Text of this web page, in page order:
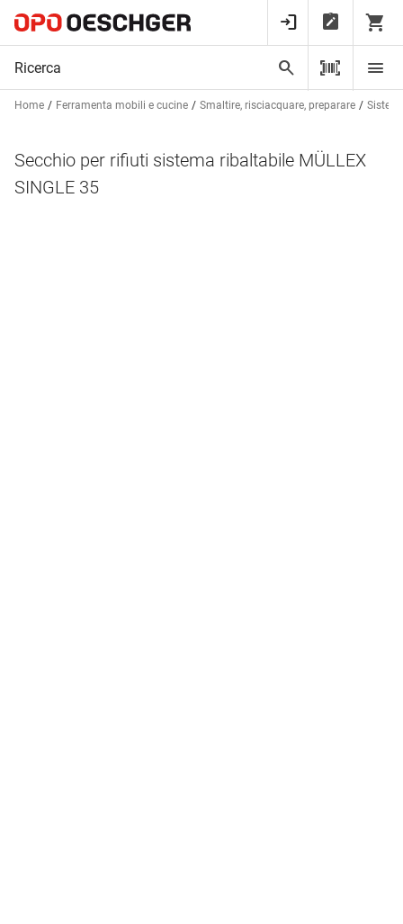
Home Ferramenta mobili e cucine Smaltire, risciacquare, preparare
Secchio per rifiuti sistema ribaltabile MÜLLEX
SINGLE 35